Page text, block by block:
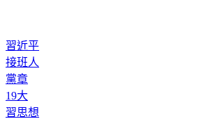
習近平
接班人
黨章
19大
習思想